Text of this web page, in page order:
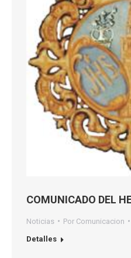
COMUNICADO DEL
Noticias Por Comunicacion
Detalles